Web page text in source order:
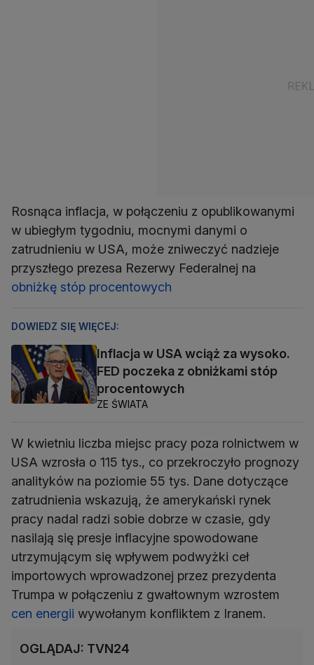
Rosnąca inflacja, w połączeniu z opublikowanymi
w ubiegłym tygodniu, mocnymi danymi o
zatrudnieniu w USA, może zniweczyć nadzieje
przyszłego prezesa Rezerwy Federalnej na
obniżkę stóp procentowych
DOWIEDZ SIĘ WIĘCEJ:
Inflacja w USA wciąż za wysoko.
FED poczeka z obniżkami stóp
procentowych
ZE ŚWIATA
W kwietniu liczba miejsc pracy poza rolnictwem w
USA wzrosła o 115 tys., co przekroczyło prognozy
analityków na poziomie 55 tys. Dane dotyczące
zatrudnienia wskazują, że amerykański rynek
pracy nadal radzi sobie dobrze w czasie, gdy
nasilają się presje inflacyjne spowodowane
utrzymującym się wpływem podwyżki ceł
importowych wprowadzonej przez prezydenta
Trumpa w połączeniu z gwałtownym wzrostem
cen energii wywołanym konfliktem z Iranem.
OGLĄDAJ: TVN24